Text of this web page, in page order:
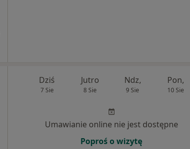
Dziś
7 Sie
Jutro
8 Sie
Ndz,
9 Sie
Pon,
10 Sie
Umawianie online nie jest dostępne
Poproś o wizytę